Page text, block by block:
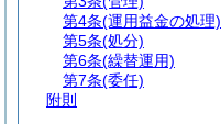
第4条(運用益金の処理)
第5条(処分)
第6条(繰替運用)
第7条(委任)
附則